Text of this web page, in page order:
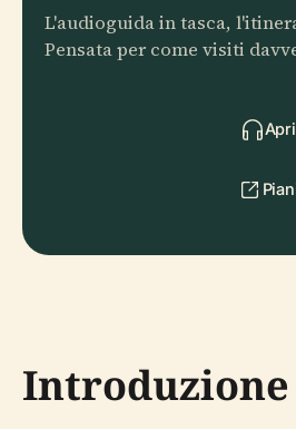
L'audioguida in tasca,
Pensata per come visiti
Introduzione